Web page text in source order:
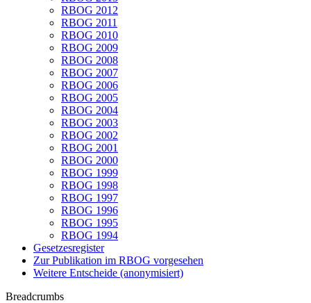
RBOG 2012
RBOG 2011
RBOG 2010
RBOG 2009
RBOG 2008
RBOG 2007
RBOG 2006
RBOG 2005
RBOG 2004
RBOG 2003
RBOG 2002
RBOG 2001
RBOG 2000
RBOG 1999
RBOG 1998
RBOG 1997
RBOG 1996
RBOG 1995
RBOG 1994
Gesetzesregister
Zur Publikation im RBOG vorgesehen
Weitere Entscheide (anonymisiert)
Breadcrumbs